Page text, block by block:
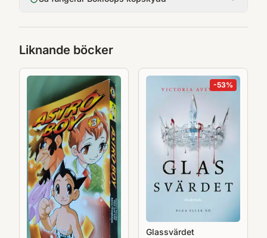
Liknande böcker
-53%
Glassvärdet